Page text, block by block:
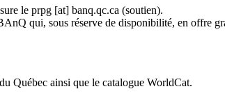
le prpg [at] banq.qc.ca (soutien).
qui, sous réserve de disponibilité, en offre
Québec ainsi que le catalogue WorldCat.